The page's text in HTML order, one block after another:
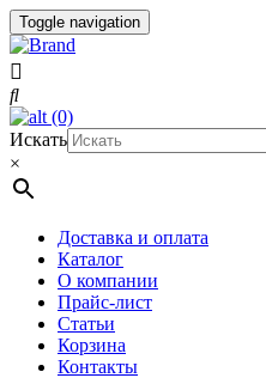
Toggle navigation
(0)
Искать
×
Доставка и оплата
Каталог
О компании
Прайс-лист
Статьи
Корзина
Контакты